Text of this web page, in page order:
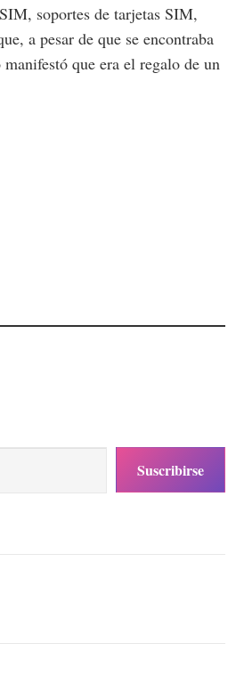
soportes de tarjetas SIM,
a pesar de que se encontraba
que era el regalo de un
Suscribirse